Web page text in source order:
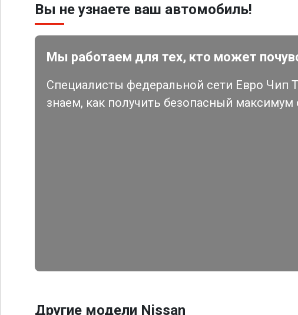
Вы не узнаете ваш автомобиль!
Мы работаем для тех, кто может
Специалисты федеральной сети Евро Чип
знаем, как получить безопасный
Другие модели Nissan